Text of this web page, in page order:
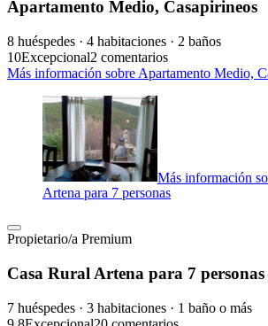
Apartamento Medio, Casapirineos
8 huéspedes · 4 habitaciones · 2 baños
10Excepcional2 comentarios
Más información sobre Apartamento Medio,
Más información
Artena para 7 personas
Propietario/a Premium
Casa Rural Artena para 7 personas
7 huéspedes · 3 habitaciones · 1 baño o más